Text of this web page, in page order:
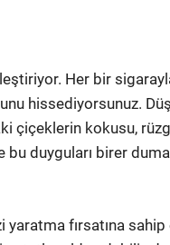
Her bir
hissediyorsunuz.
çiçeklerin kokusu,
bu duyguları birer
yaratma fırsatına